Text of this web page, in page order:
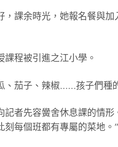
課余時光，她報名餐與
程被引進之江小學。
、茄子、辣椒……孩子們種
者先容黌舍休息課的情
每個班都有專屬的菜地。”